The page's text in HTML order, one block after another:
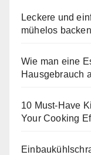
Leckere und
mühelos backen
Wie man eine
Hausgebrauch
10 Must-Have
Your Cooking